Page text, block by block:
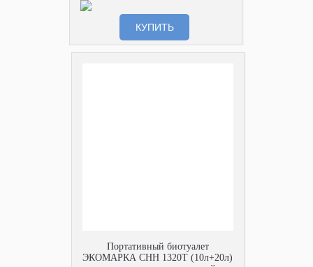
КУПИТЬ
Портативный биотуалет
ЭКОМАРКА СНН 1320Т (10л+20л)